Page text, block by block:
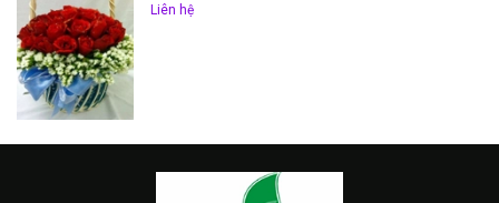
Liên hệ